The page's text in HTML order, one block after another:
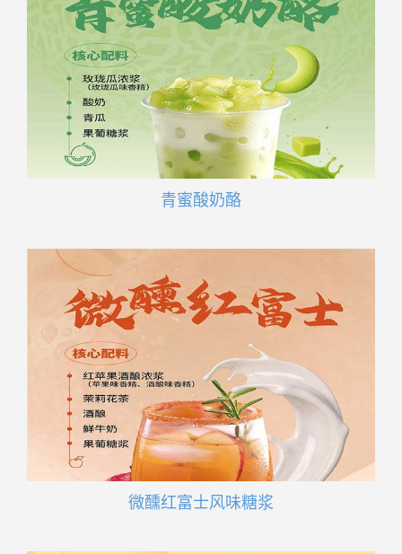
青蜜酸奶酪
微醺红富士风味糖浆